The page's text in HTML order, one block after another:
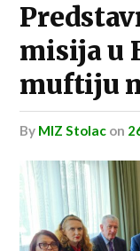
misija u
muftiju
by MIZ Stolac on